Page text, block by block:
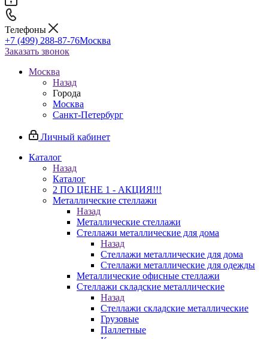
Телефоны
+7 (499) 288-87-76Москва
Заказать звонок
Москва
Назад
Города
Москва
Санкт-Петербург
Личный кабинет
Каталог
Назад
Каталог
2 ПО ЦЕНЕ 1 - АКЦИЯ!!!
Металлические стеллажи
Назад
Металлические стеллажи
Стеллажи металлические для дома
Назад
Стеллажи металлические для дома
Стеллажи металлические для одежды
Металлические офисные стеллажи
Стеллажи складские металлические
Назад
Стеллажи складские металлические
Грузовые
Паллетные